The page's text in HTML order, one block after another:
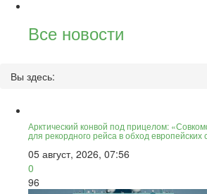
Все новости
Вы здесь:
Арктический конвой под прицелом:
для рекордного рейса в обход европейских
05 август, 2026, 07:56
0
96